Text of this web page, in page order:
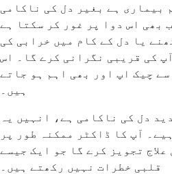
بیماری ہے بغیر دل کی ناکامی
بھی اس دوا پر غور کر سکتا ہے
یا دل کے کام میں خرابی کی
کی قریبی نگرانی کرے گا۔ اس
چیک اپ اور بھی اہم ہو جاتے
ہیں۔
دل کی ناکامی ہے، انہیں یہ
آپ کا ڈاکٹر ممکنہ طور پر
تجویز کرے گا جو ایک جیسے
قلبی خطرات نہیں رکھتے ہیں۔